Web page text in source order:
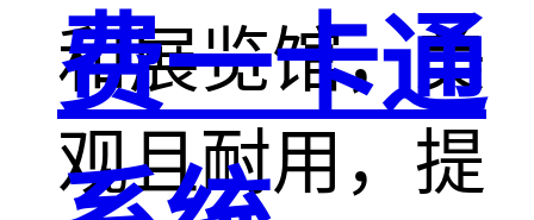
和展览馆，美
观且耐用，提
费一卡通